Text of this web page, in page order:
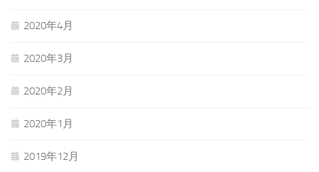
2020年4月
2020年3月
2020年2月
2020年1月
2019年12月